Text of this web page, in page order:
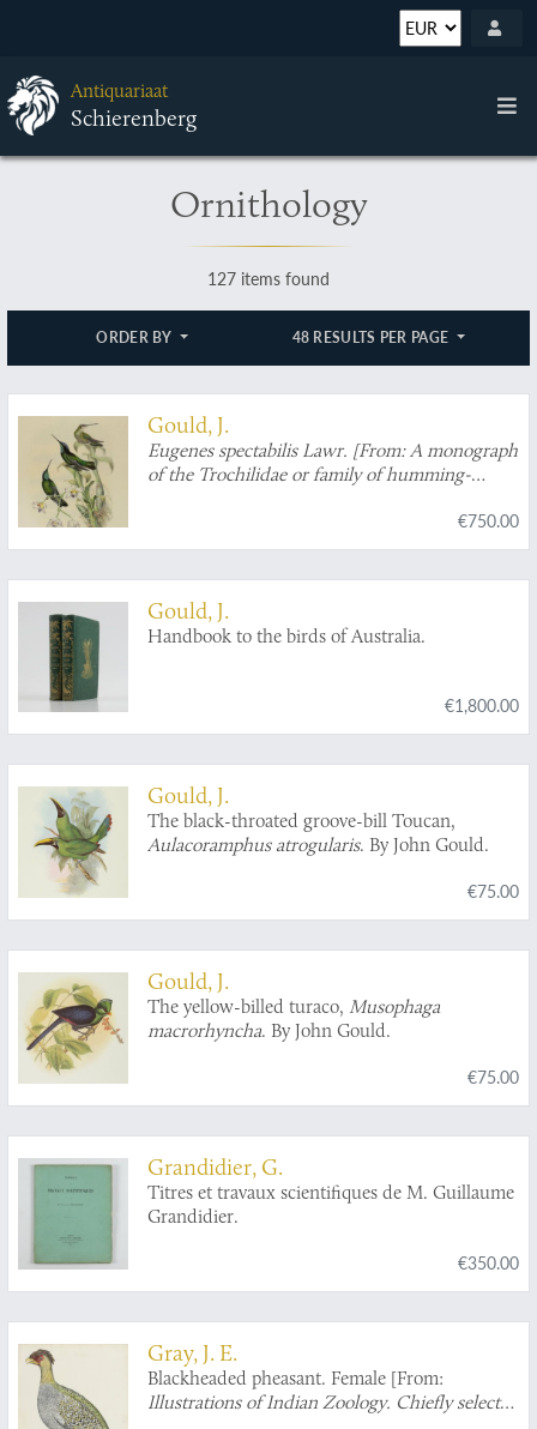
Antiquariaat
Schierenberg
Ornithology
127 items found
ORDER BY 48 RESULTS PER PAGE
Gould, J.
Eugenes spectabilis Lawr. [From:A monograph
of the Trochilidae or family of humming-
€750.00
Gould, J.
Handbook to the birds of Australia.
€1,800.00
Gould, J.
The black-throated groove-bill Toucan,
Aulacoramphus atrogularis. By John Gould.
€75.00
Gould, J.
The yellow-billed turaco, Musophaga
macrorhyncha. By John Gould.
€75.00
Grandidier, G.
Titres et travaux scientifiques de M. Guillaume
Grandidier.
€350.00
Gray, J. E.
Blackheaded pheasant. Female [From:
Illustrations of Indian Zoology. Chiefly selected